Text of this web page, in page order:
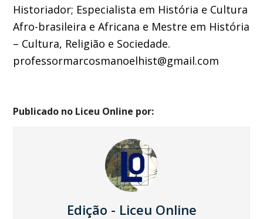
Historiador; Especialista em História e Cultura
Afro-brasileira e Africana e Mestre em História
– Cultura, Religião e Sociedade.
professormarcosmanoelhist@gmail.com
Publicado no Liceu Online por:
Edição - Liceu Online